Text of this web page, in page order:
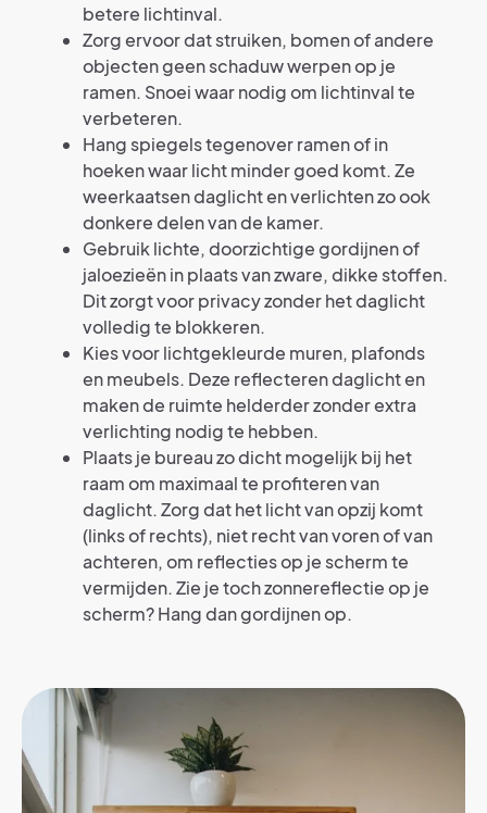
betere lichtinval.
Zorg ervoor dat struiken, bomen of andere
objecten geen schaduw werpen op je
ramen. Snoei waar nodig om lichtinval te
verbeteren.
Hang spiegels tegenover ramen of in
hoeken waar licht minder goed komt. Ze
weerkaatsen daglicht en verlichten zo ook
donkere delen van de kamer.
Gebruik lichte, doorzichtige gordijnen of
jaloezieën in plaats van zware, dikke stoffen.
Dit zorgt voor privacy zonder het daglicht
volledig te blokkeren.
Kies voor lichtgekleurde muren, plafonds
en meubels. Deze reflecteren daglicht en
maken de ruimte helderder zonder extra
verlichting nodig te hebben.
Plaats je bureau zo dicht mogelijk bij het
raam om maximaal te profiteren van
daglicht. Zorg dat het licht van opzij komt
(links of rechts), niet recht van voren of van
achteren, om reflecties op je scherm te
vermijden. Zie je toch zonnereflectie op je
scherm? Hang dan gordijnen op.